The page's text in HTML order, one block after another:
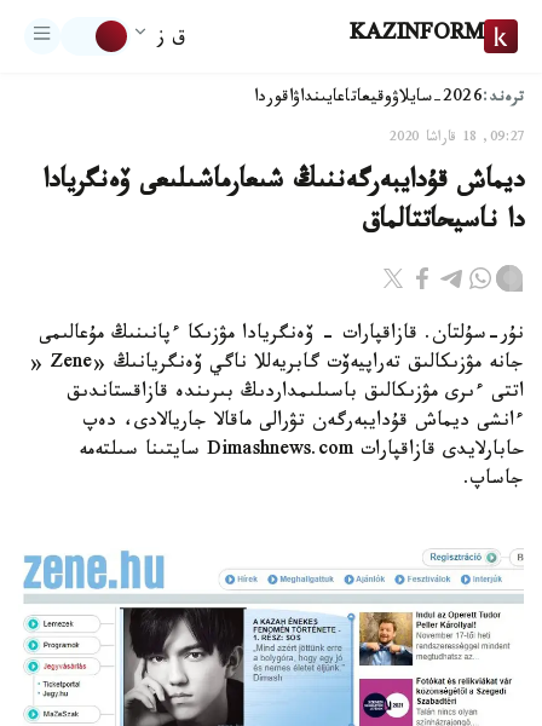
KAZINFORM ق ز
ترەند:2026-سايلاۋ وقيعاتاعايىنداۋاقوردا
09:27, 18 قاراشا 2020
ديماش قۇدايبەرگەننىڭ شىعارماشىلىعى ۆەنگريادا
دا ناسيحاتتالماق
نۇر-سۇلتان. قازاقپارات - ۆەنگريادا مۋزىكا ءپانىنىڭ مۇعالىمى
جانە مۋزىكالىق تەراپيەۆت گابريەللا ناگي ۆەنگريانىڭ «Zene «
اتتى ءىرى مۋزىكالىق باسىلىمداردىڭ بىرىندە قازاقستاندىق
ءانشى ديماش قۇدايبەرگەن تۋرالى ماقالا جاريالادى، دەپ
حابارلايدى قازاقپارات Dimashnews.com سايتىنا سىلتەمە
جاساپ.